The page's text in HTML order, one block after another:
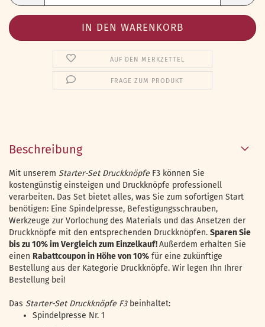
AUF DEN MERKZETTEL
FRAGE ZUM PRODUKT
Beschreibung
Mit unserem Starter-Set Druckknöpfe F3 können Sie
kostengünstig einsteigen und Druckknöpfe professionell
verarbeiten. Das Set bietet alles, was Sie zum sofortigen Start
benötigen: Eine Spindelpresse, Befestigungsschrauben,
Werkzeuge zur Vorlochung des Materials und das Ansetzen der
Druckknöpfe mit den entsprechenden Druckknöpfen. Sparen Sie
bis zu 10% im Vergleich zum Einzelkauf!Außerdem erhalten Sie
einen Rabattcoupon in Höhe von 10% für eine zukünftige
Bestellung aus der Kategorie Druckknöpfe. Wir legen Ihn Ihrer
Bestellung bei!
Das Starter-Set Druckknöpfe F3beinhaltet:
Spindelpresse Nr. 1